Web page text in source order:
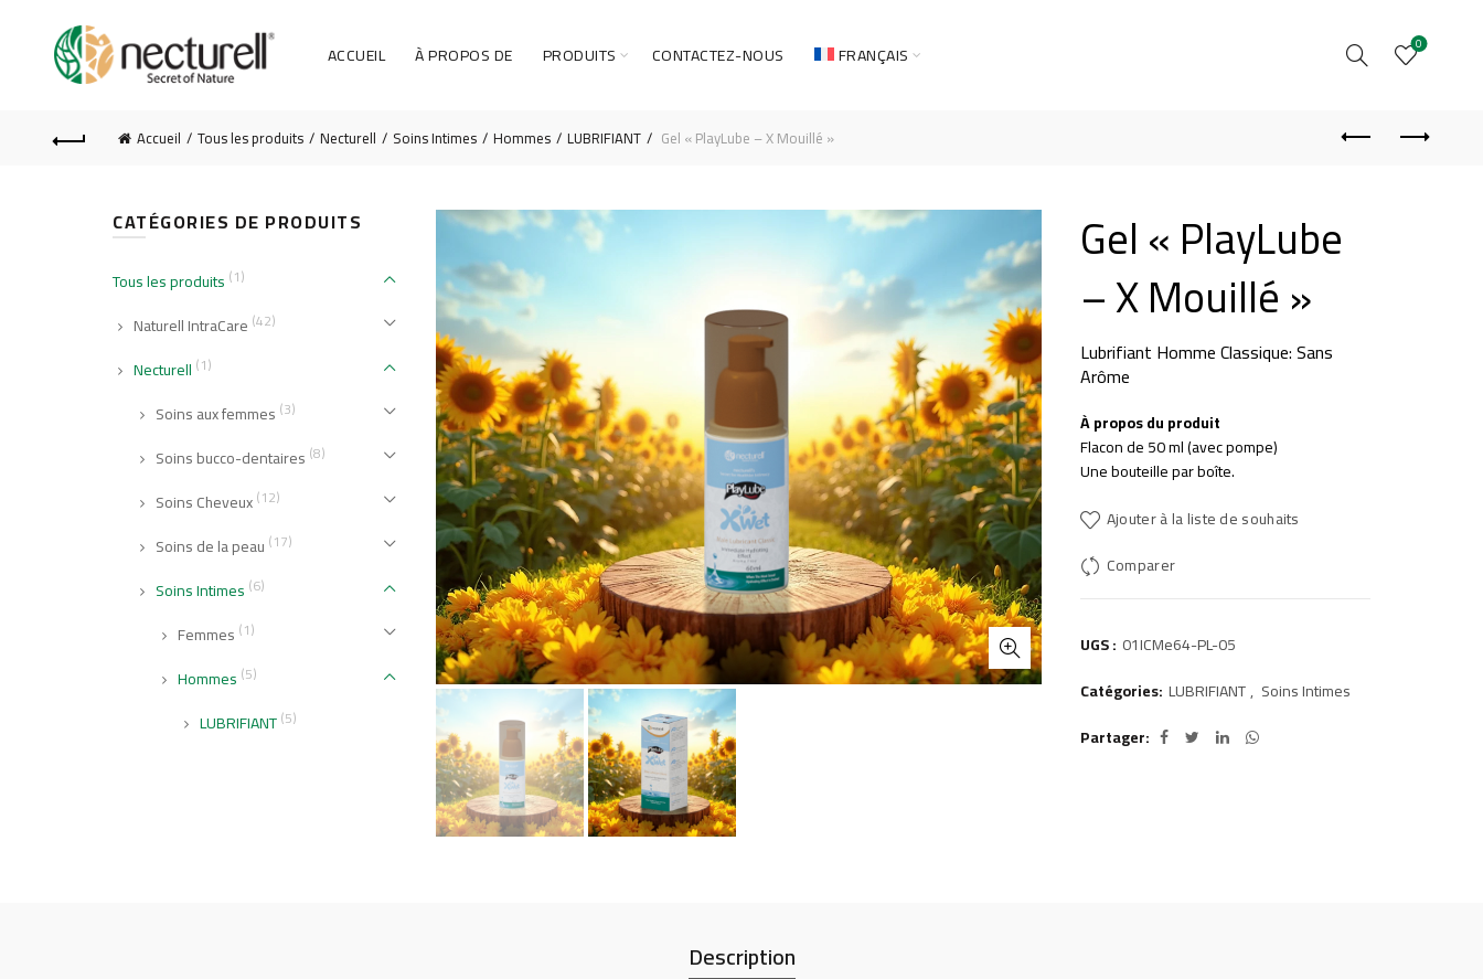
ACCUEIL À PROPOS DE PRODUITS CONTACTEZ-NOUS FRANÇAIS 0
Accueil Tous les produits Necturell Soins Intimes Hommes LUBRIFIANT Gel « PlayLube – X Mouillé »
Gel « PlayLube
– X Mouillé »
Lubrifiant Homme Classique: Sans
Arôme
À propos du produit
Flacon de 50 ml (avec pompe)
Une bouteille par boîte.
Ajouter à la liste de souhaits
Comparer
UGS : 01ICMe64-PL-05
Catégories: LUBRIFIANT, Soins Intimes
Partager
CATÉGORIES DE PRODUITS
Tous les produits (1)
Naturell IntraCare (42)
Necturell (1)
Soins aux femmes (3)
Soins bucco-dentaires (8)
Soins Cheveux(12)
Soins de la peau (17)
Soins Intimes (6)
Femmes (1)
Hommes (5)
LUBRIFIANT(5)
Description